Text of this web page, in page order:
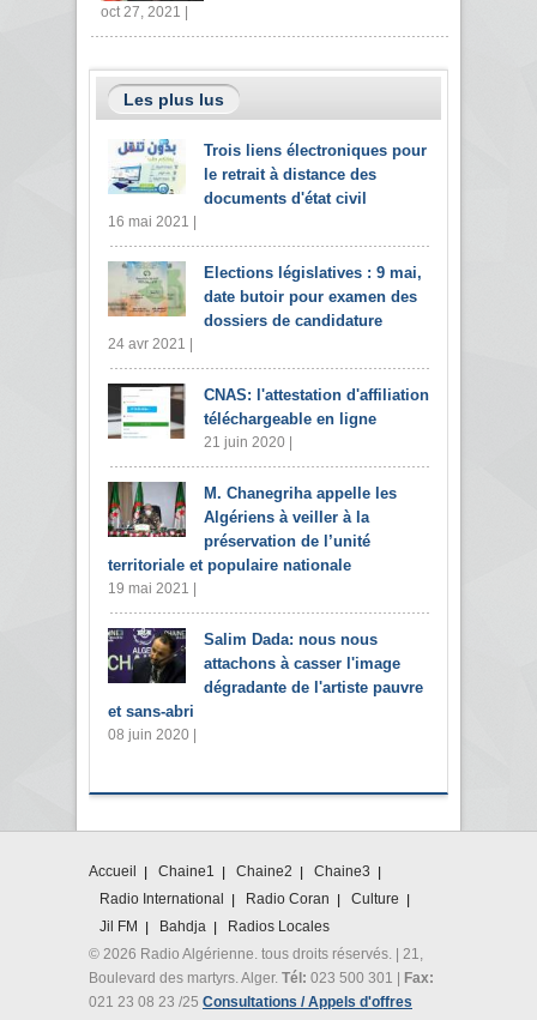
oct 27, 2021 |
Les plus lus
Trois liens électroniques pour
le retrait à distance des
documents d'état civil
16 mai 2021 |
Elections législatives : 9 mai,
date butoir pour examen des
dossiers de candidature
24 avr 2021 |
CNAS: l'attestation d'affiliation
téléchargeable en ligne
21 juin 2020 |
M. Chanegriha appelle les
Algériens à veiller à la
préservation de l’unité
territoriale et populaire nationale
19 mai 2021 |
Salim Dada: nous nous
attachons à casser l'image
dégradante de l'artiste pauvre
et sans-abri
08 juin 2020 |
Accueil Chaine1 Chaine2
Chaine3
Radio International
Radio Coran
Culture
Jil FM
Bahdja
Radios Locales
© 2026 Radio Algérienne. tous droits réservés. | 21,
Boulevard des martyrs. Alger. Tél: 023 500 301 |
Fax:
021 23 08 23 /25 Consultations / Appels d'offres